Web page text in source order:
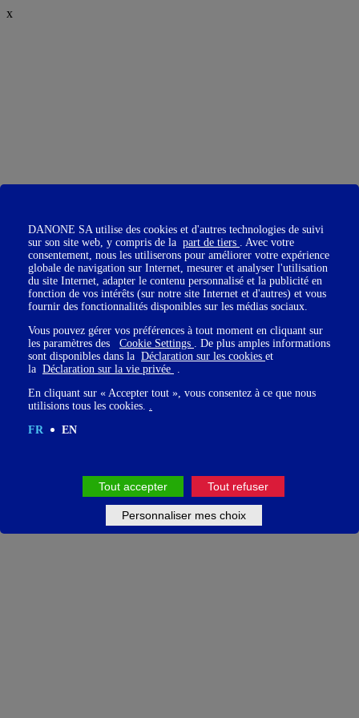
x
DANONE SA utilise des cookies et d'autres technologies de suivi
sur son site web, y compris de la part de tiers . Avec votre
consentement, nous les utiliserons pour améliorer votre expérience
globale de navigation sur Internet, mesurer et analyser l'utilisation
du site Internet, adapter le contenu personnalisé et la publicité en
fonction de vos intérêts (sur notre site Internet et d'autres) et vous
fournir des fonctionnalités disponibles sur les médias sociaux.
Vous pouvez gérer vos préférences à tout moment en cliquant sur
les paramètres des Cookie Settings . De plus amples informations
sont disponibles dans la Déclaration sur les cookies et
la Déclaration sur la vie privée .
En cliquant sur « Accepter tout », vous consentez à ce que nous
utilisions tous les cookies. .
FR
EN
Tout accepter Tout refuser
Personnaliser mes choix